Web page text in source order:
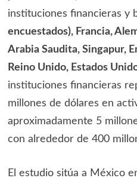
instituciones financieras y
encuestados), Francia,
Arabia Saudita, Singapur,
Reino Unido, Estados
instituciones financieras
millones de dólares en
aproximadamente 5
con alrededor de 400
El estudio sitúa a México